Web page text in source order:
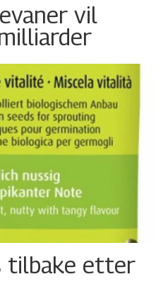
vil
tilbake etter